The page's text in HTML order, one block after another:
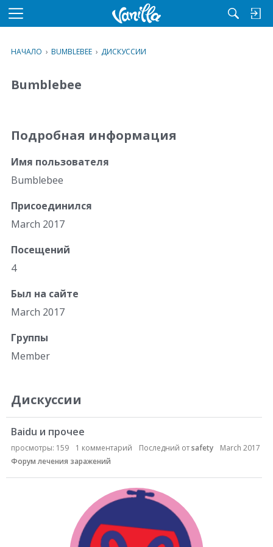
M
u
НАЧАЛО › BUMBLEBEE › ДИСКУССИИ
Bumblebee
Подробная информация
Имя пользователя
Bumblebee
Присоединился
March 2017
Посещений
4
Был на сайте
March 2017
Группы
Member
Дискуссии
Baidu и прочее
просмотры: 159 1 комментарий Последний отsafety
March 2017
Форум лечения заражений